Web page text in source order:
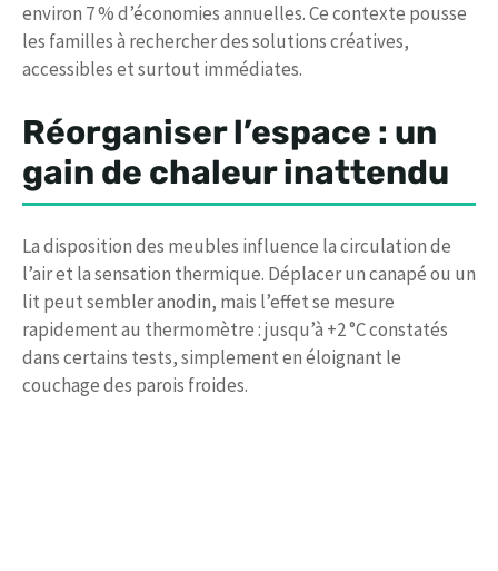
environ 7 % d’économies annuelles. Ce contexte pousse
les familles à rechercher des solutions créatives,
accessibles et surtout immédiates.
Réorganiser l’espace : un
gain de chaleur inattendu
La disposition des meubles influence la circulation de
l’air et la sensation thermique. Déplacer un canapé ou un
lit peut sembler anodin, mais l’effet se mesure
rapidement au thermomètre : jusqu’à +2 °C constatés
dans certains tests, simplement en éloignant le
couchage des parois froides.